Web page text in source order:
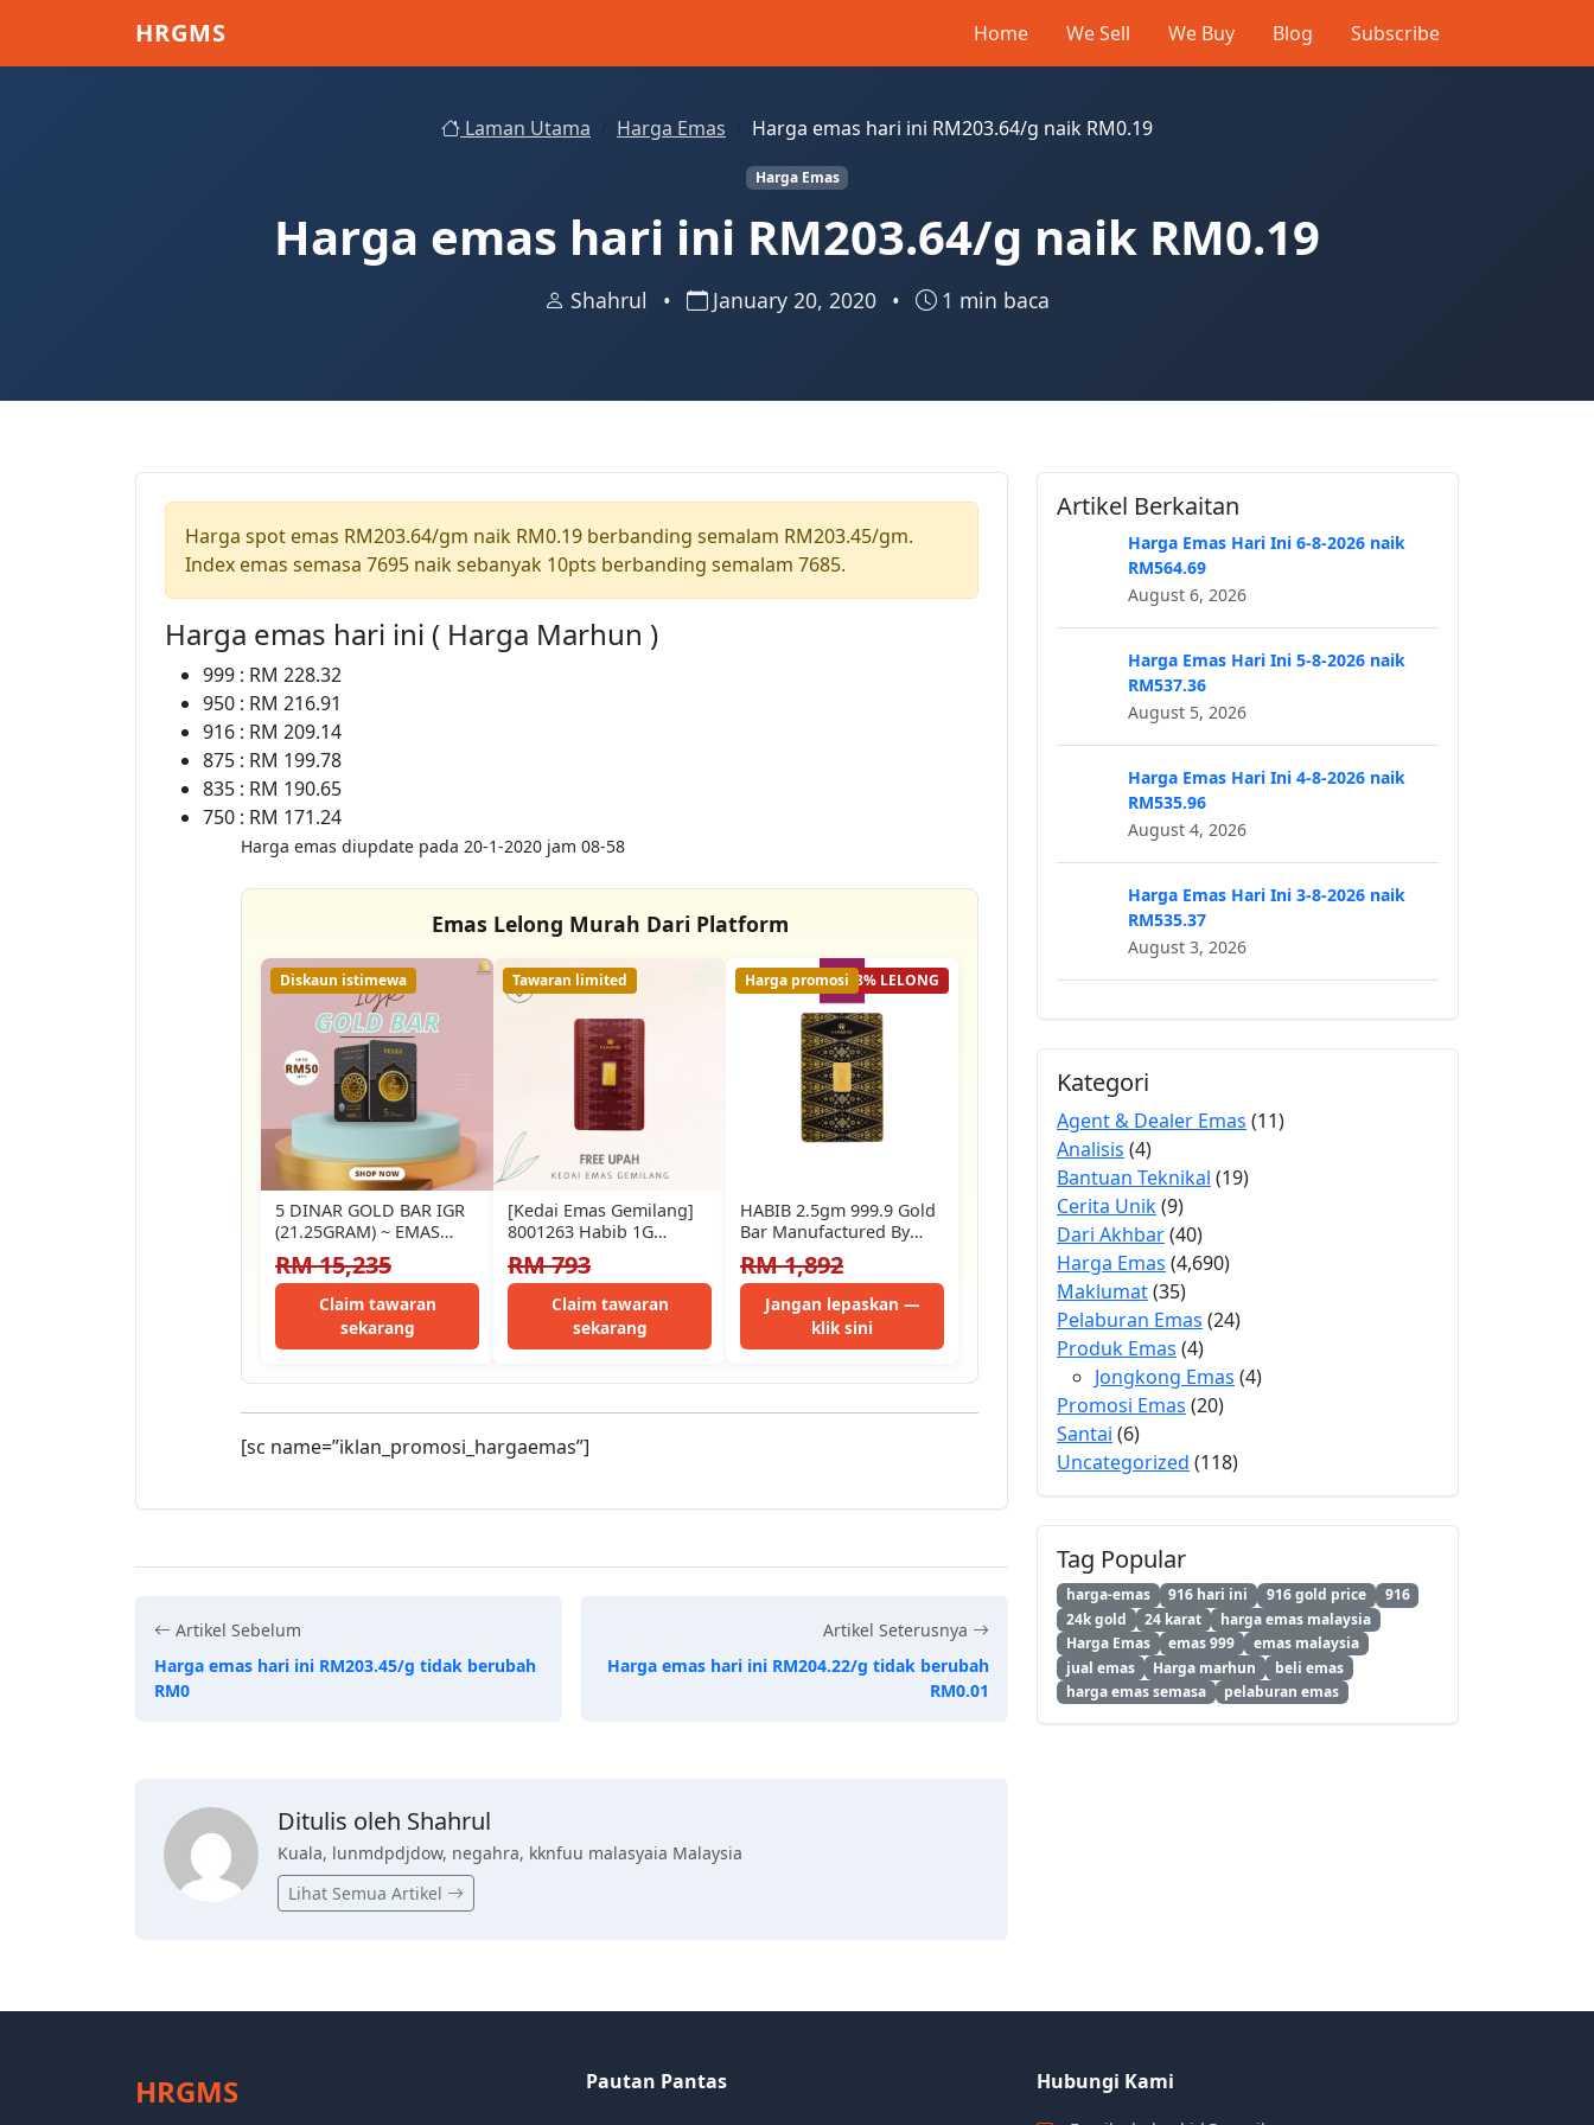
HRGMS Home We Sell We Buy Blog Subscribe
Laman Utama Harga Emas Harga emas hari ini RM203.64/g naik RM0.19
Harga Emas
Harga emas hari ini RM203.64/g naik RM0.19
Shahrul • January 20, 2020 • 1 min baca
Harga spot emas RM203.64/gm naik RM0.19 berbanding semalam RM203.45/gm.
Index emas semasa 7695 naik sebanyak 10pts berbanding semalam 7685.
Harga emas hari ini ( Harga Marhun )
999 : RM 228.32
950 : RM 216.91
916 : RM 209.14
875 : RM 199.78
835 : RM 190.65
750 : RM 171.24
Harga emas diupdate pada 20-1-2020 jam 08-58
Emas Lelong Murah Dari Platform
Diskaun istimewa
5 DINAR GOLD BAR IGR
(21.25GRAM) ~ EMAS
999.9 /24K
RM 15,235
Claim tawaran
sekarang
Tawaran limited
[Kedai Emas Gemilang]
8001263 Habib 1G
(H0360002) Gold Bar
(1.545Cm) (1G) [999…
RM 793
Claim tawaran
sekarang
28% LELONG
Harga promosi
HABIB 2.5gm 999.9 Gold
Bar Manufactured By
LBMA Goods Delivery
Refiner
RM 1,892
Jangan lepaskan —
klik sini
[sc name=”iklan_promosi_hargaemas”]
Artikel Sebelum
Harga emas hari ini RM203.45/g tidak berubah
RM0
Artikel Seterusnya
Harga emas hari ini RM204.22/g tidak berubah
RM0.01
Ditulis oleh Shahrul
Kuala, lunmdpdjdow, negahra, kknfuu malasyaia Malaysia
Lihat Semua Artikel
Artikel Berkaitan
Harga Emas Hari Ini 6-8-2026 naik
RM564.69
August 6, 2026
Harga Emas Hari Ini 5-8-2026 naik
RM537.36
August 5, 2026
Harga Emas Hari Ini 4-8-2026 naik
RM535.96
August 4, 2026
Harga Emas Hari Ini 3-8-2026 naik
RM535.37
August 3, 2026
Kategori
Agent & Dealer Emas (11)
Analisis (4)
Bantuan Teknikal (19)
Cerita Unik(9)
Dari Akhbar(40)
Harga Emas (4,690)
Maklumat(35)
Pelaburan Emas (24)
Produk Emas (4)
Jongkong Emas (4)
Promosi Emas (20)
Santai (6)
Uncategorized (118)
Tag Popular
harga-emas 916 hari ini 916 gold price
916
24k gold
24 karat
harga emas malaysia
Harga Emas
emas 999
emas malaysia
jual emas
Harga marhun
beli emas
harga emas semasa
pelaburan emas
HRGMS Pautan Pantas Hubungi Kami